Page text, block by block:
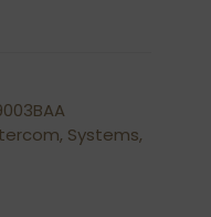
, Systems,